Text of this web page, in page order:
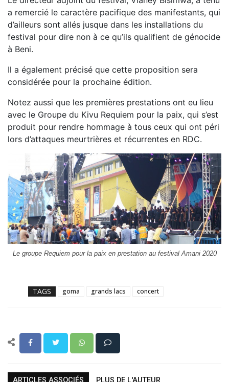
a remercié le caractère pacifique des manifestants, qui
d’ailleurs sont allés jusque dans les installations du
festival pour dire non à ce qu’ils qualifient de génocide
à Beni.
Il a également précisé que cette proposition sera
considérée pour la prochaine édition.
Notez aussi que les premières prestations ont eu lieu
avec le Groupe du Kivu Requiem pour la paix, qui s’est
produit pour rendre hommage à tous ceux qui ont péri
lors d’attaques meurtrières et récurrentes en RDC.
Le groupe Requiem pour la paix en prestation au festival Amani 2020
TAGS goma grands lacs concert
ARTICLES ASSOCIÉS PLUS DE L'AUTEUR